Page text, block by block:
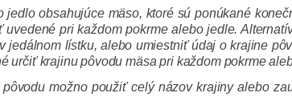
jedlo obsahujúce mäso, ktoré sú ponúkané
uvedené pri každom pokrme alebo jedle.
jedálnom lístku, alebo umiestniť údaj o krajine
určiť krajinu pôvodu mäsa pri každom pokrme
možno použiť celý názov krajiny alebo